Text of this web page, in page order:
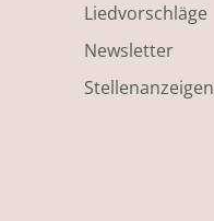
Liedvorschläge
Newsletter
Stellenanzeigen